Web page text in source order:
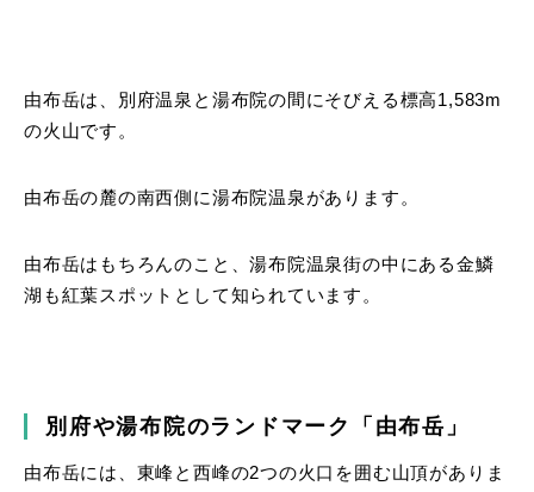
由布岳は、別府温泉と湯布院の間にそびえる標高1,583m
の火山です。
由布岳の麓の南西側に湯布院温泉があります。
由布岳はもちろんのこと、湯布院温泉街の中にある金鱗
湖も紅葉スポットとして知られています。
別府や湯布院のランドマーク「由布岳」
由布岳には、東峰と西峰の2つの火口を囲む山頂がありま